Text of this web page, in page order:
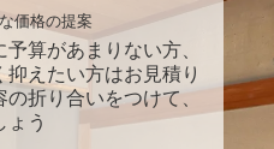
価格の提案
予算があまりない方、
抑えたい方はお見積り
折り合いをつけて、
ょう